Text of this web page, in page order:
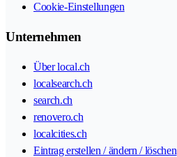
Cookie-Einstellungen
Unternehmen
Über local.ch
localsearch.ch
search.ch
renovero.ch
localcities.ch
Eintrag erstellen / ändern / löschen